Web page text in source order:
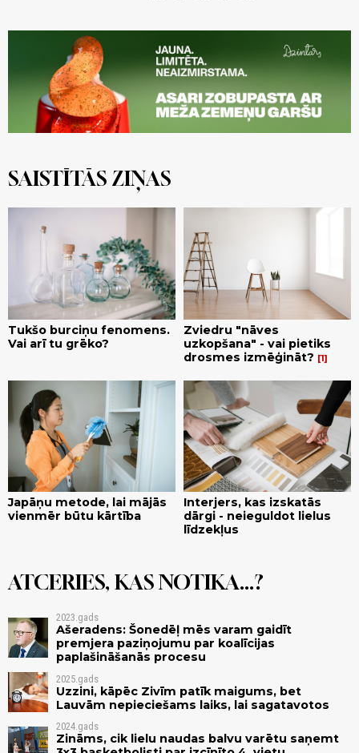
SAISTĪTĀS ZIŅAS
Tukšo burciņu fenomens.
Vai arī tu grēko?
Zviedru "nāves
uzkopšana" - vai pietiks
drosmes izmēģināt?
1
Japāņu metode, lai mājās
vienmēr būtu kārtība
Interjers, kas izskatās
dārgi - neieguldot lielus
līdzekļus
ATCERIES, KAS NOTIKA...?
2023.gads
Ašeradens: Šonedēļ mēs varam gaidīt
premjera paziņojumu par koalīcijas
paplašināšanās procesu
2025.gads
Uzzini, kāpēc Zivīm patīk maigums, bet
Lauvām nepieciešams laiks, lai sagatavotos
2024.gads
Zināms, cik lielu naudas balvu varētu saņemt